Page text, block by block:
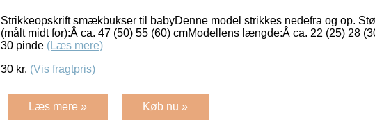
Strikkeopskrift smækbukser til babyDenne model strikkes nedefra og op.
(målt midt for):Â ca. 47 (50) 55 (60) cmModellens længde:Â ca. 22 (25) 28
30 pinde (Læs mere)
30 kr. (Vis fragtpris)
Læs mere » Køb nu »